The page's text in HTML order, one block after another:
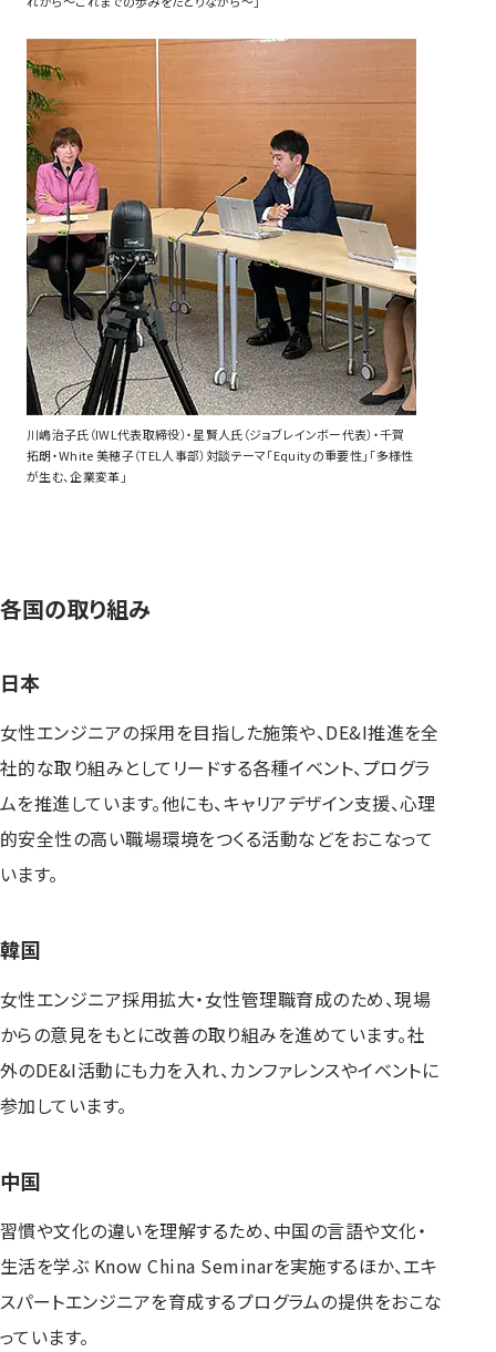
川嶋治子氏（IWL代表取締役）・星賢人氏（ジョブレインボー代表）・千賀
拓朗・White 美穂子（TEL人事部）対談テーマ「Equityの重要性」「多様性
が生む、企業変革」
各国の取り組み
日本
女性エンジニアの採用を目指した施策や、DE&I推進を全
社的な取り組みとしてリードする各種イベント、プログラ
ムを推進しています。他にも、キャリアデザイン支援、心理
的安全性の高い職場環境をつくる活動などをおこなって
います。
韓国
女性エンジニア採用拡大・女性管理職育成のため、現場
からの意見をもとに改善の取り組みを進めています。社
外のDE&I活動にも力を入れ、カンファレンスやイベントに
参加しています。
中国
習慣や文化の違いを理解するため、中国の言語や文化・
生活を学ぶ Know China Seminarを実施するほか、エキ
スパートエンジニアを育成するプログラムの提供をおこな
っています。